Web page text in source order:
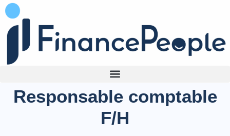
Responsable comptable
F/H